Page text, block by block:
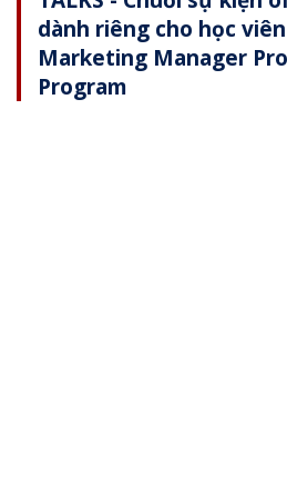
dành riêng cho học
Marketing Manager
Program